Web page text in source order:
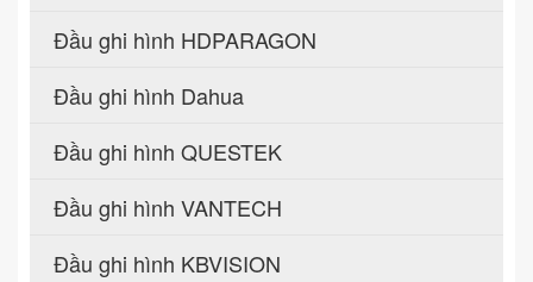
Đầu ghi hình HDPARAGON
Đầu ghi hình Dahua
Đầu ghi hình QUESTEK
Đầu ghi hình VANTECH
Đầu ghi hình KBVISION